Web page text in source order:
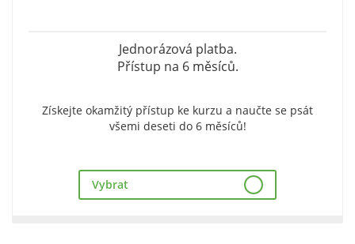
Jednorázová platba.
Přístup na 6 měsíců.
Získejte okamžitý přístup ke kurzu a naučte se psát
všemi deseti do 6 měsíců!
Vybrat